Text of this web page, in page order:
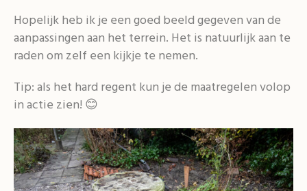
Hopelijk heb ik je een goed beeld gegeven van de
aanpassingen aan het terrein. Het is natuurlijk aan te
raden om zelf een kijkje te nemen.
Tip: als het hard regent kun je de maatregelen volop
in actie zien! 😊